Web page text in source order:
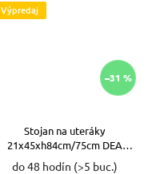
Výpredaj
–31 %
Stojan na uteráky
21x45xh84cm/75cm DEA
BLACK Affe VYPR
do 48 hodín (>5 buc.)